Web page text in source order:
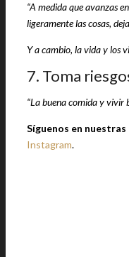
“A medida que avanzas
ligeramente las cosas,
Y a cambio, la vida y los
7. Toma
“La buena comida y vivir
Síguenos en
Instagram.